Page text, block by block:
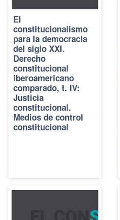
El
constitucionalismo
para la democracia
del siglo XXI.
Derecho
constitucional
iberoamericano
comparado, t. IV:
Justicia
constitucional.
Medios de control
constitucional